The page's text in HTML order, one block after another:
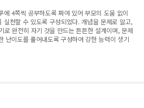
에 4쪽씩 공부하도록 짜여 있어 부모의 도움 없이
실천할 수 있도록 구성되었다. 개념을 문제로 알고,
로 완전히 자기 것을 만드는 튼튼한 설계이며, 문제
난이도를 풀어내도록 구성하여 강한 능력이 생기